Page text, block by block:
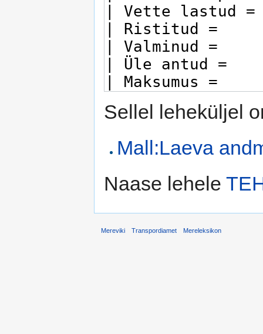
Sellel leheküljel
Mall:Laeva
Naase lehele
Mereviki Transpordiamet Mereleksikon